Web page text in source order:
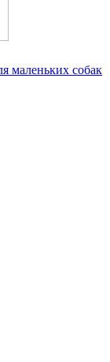
маленьких собак